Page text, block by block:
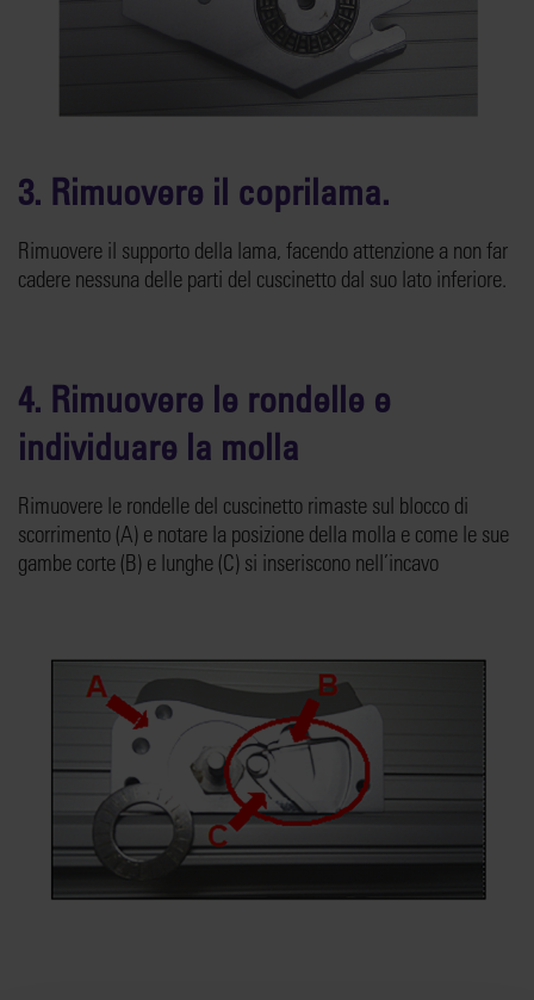
3. Rimuovere il coprilama.
Rimuovere il supporto della lama, facendo attenzione a non far
cadere nessuna delle parti del cuscinetto dal suo lato inferiore.
4. Rimuovere le rondelle e
individuare la molla
Rimuovere le rondelle del cuscinetto rimaste sul blocco di
scorrimento (A) e notare la posizione della molla e come le sue
gambe corte (B) e lunghe (C) si inseriscono nell’incavo